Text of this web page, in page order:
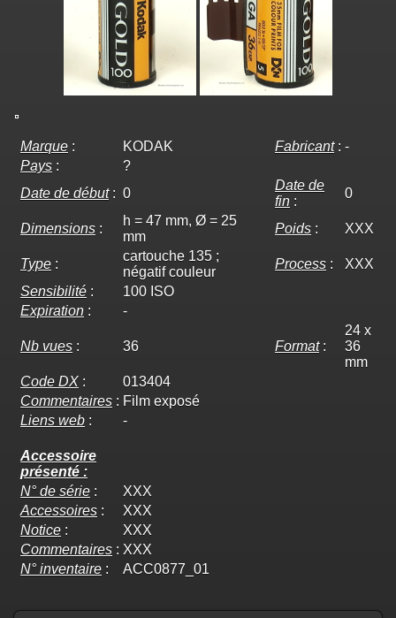
Marque : KODAK Fabricant: -
Pays :
?
Date de début: 0
Date de
fin :
0
Dimensions :
h = 47 mm, Ø = 25
mm
Poids : XXX
Type :
cartouche 135 ;
négatif couleur
Process :
XXX
Sensibilité :
100 ISO
Expiration : -
Nb vues : 36 Format:
24 x
36
mm
Code DX :
013404
Commentaires : Film exposé
Liens web : -
Accessoire
présenté :
N° de série :
XXX
Accessoires :
XXX
Notice :
XXX
Commentaires : XXX
N° inventaire : ACC0877_01